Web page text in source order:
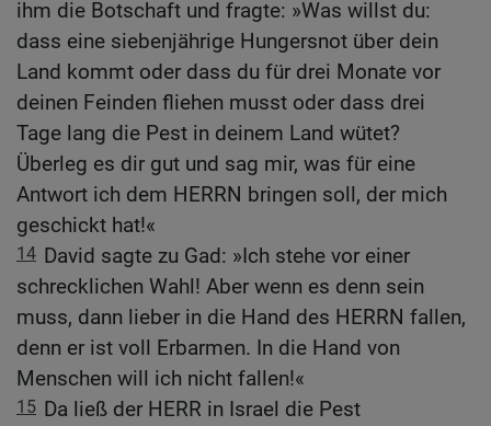
ihm die Botschaft und fragte: »Was willst du:
dass eine siebenjährige Hungersnot über dein
Land kommt oder dass du für drei Monate vor
deinen Feinden fliehen musst oder dass drei
Tage lang die Pest in deinem Land wütet?
Überleg es dir gut und sag mir, was für eine
Antwort ich dem HERRN bringen soll, der mich
geschickt hat!«
14 David sagte zu Gad: »Ich stehe vor einer
schrecklichen Wahl! Aber wenn es denn sein
muss, dann lieber in die Hand des HERRN fallen,
denn er ist voll Erbarmen. In die Hand von
Menschen will ich nicht fallen!«
15 Da ließ der HERR in Israel die Pest